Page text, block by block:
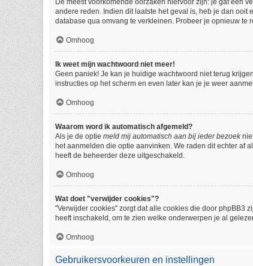
De meest voorkomende oorzaken hiervoor zijn: je gaf een
andere reden. Indien dit laatste het geval is, heb je dan
database qua omvang te verkleinen. Probeer je opnieuw te
Omhoog
Ik weet mijn wachtwoord niet meer!
Geen paniek! Je kan je huidige wachtwoord niet terug
instructies op het scherm en even later kan je je weer
Omhoog
Waarom word ik automatisch afgemeld?
Als je de optie meld mij automatisch aan bij ieder bezoek
het aanmelden die optie aanvinken. We raden dit echter af
heeft de beheerder deze uitgeschakeld.
Omhoog
Wat doet "verwijder cookies"?
"Verwijder cookies" zorgt dat alle cookies die door phpBB3
heeft inschakeld, om te zien welke onderwerpen je al
Omhoog
Gebruikersvoorkeuren en instellingen